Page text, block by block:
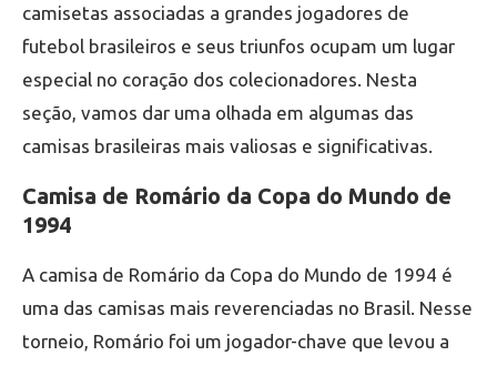
camisetas associadas a grandes jogadores de
futebol brasileiros e seus triunfos ocupam um lugar
especial no coração dos colecionadores. Nesta
seção, vamos dar uma olhada em algumas das
camisas brasileiras mais valiosas e significativas.
Camisa de Romário da Copa do Mundo de
1994
A camisa de Romário da Copa do Mundo de 1994 é
uma das camisas mais reverenciadas no Brasil. Nesse
torneio, Romário foi um jogador-chave que levou a